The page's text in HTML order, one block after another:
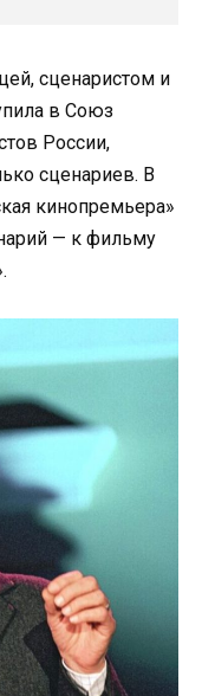
сценаристом и
в Союз
России,
сценариев. В
кинопремьера»
— к фильму